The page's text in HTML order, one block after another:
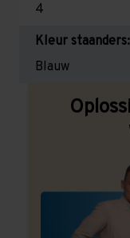
4
Kleur staanders:
Blauw